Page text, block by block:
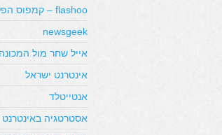
flashoo – קמפוס הפלאש הישראלי
newsgeek
אייל שחר מול המכונה
אינטרנט ישראל
אנטייטלד
אסטרטגיה באינטרנט